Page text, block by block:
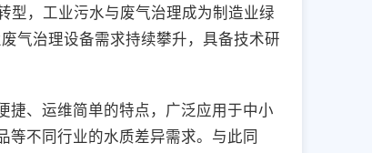
型，工业污水与废气治理成为制造业绿
气治理设备需求持续攀升，具备技术研
捷、运维简单的特点，广泛应用于中小
不同行业的水质差异需求。与此同